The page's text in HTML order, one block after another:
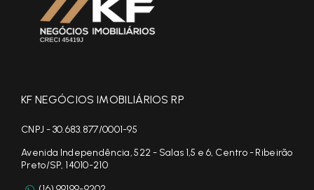
KF NEGÓCIOS IMOBILIÁRIOS RP
CNPJ - 30.683.877/0001-95
Avenida Independência, 522 - Salas 1,5 e 6, Centro - Ribeirão
Preto/SP, 14010-210